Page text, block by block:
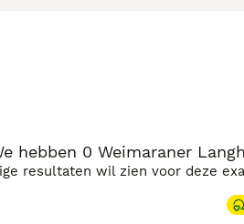
hebben 0 Weimaraner
resultaten wil zien voor deze